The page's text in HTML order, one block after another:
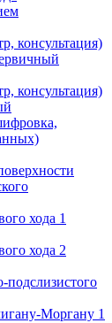
консультация)
консультация)
хода 1
хода 2
подслизистого
Моргану 1